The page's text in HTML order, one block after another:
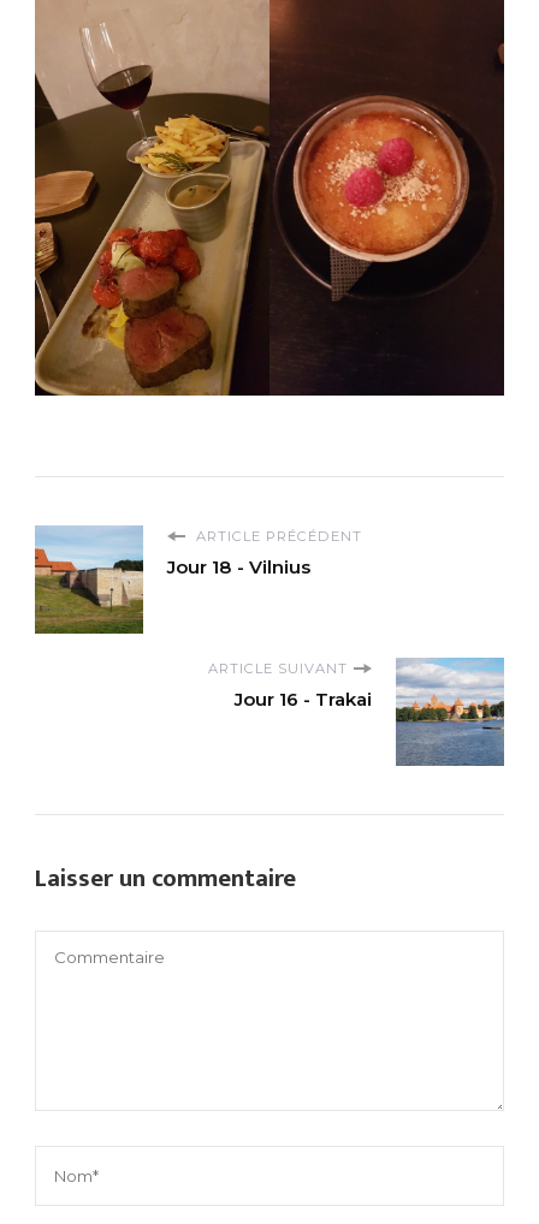
ARTICLE PRÉCÉDENT
Jour 18 - Vilnius
ARTICLE SUIVANT
Jour 16 - Trakai
Laisser un commentaire